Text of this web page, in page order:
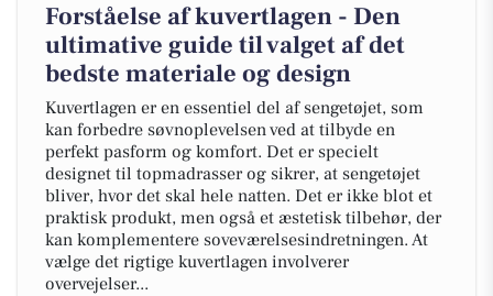
Forståelse af kuvertlagen - Den
ultimative guide til valget af det
bedste materiale og design
Kuvertlagen er en essentiel del af sengetøjet, som
kan forbedre søvnoplevelsen ved at tilbyde en
perfekt pasform og komfort. Det er specielt
designet til topmadrasser og sikrer, at sengetøjet
bliver, hvor det skal hele natten. Det er ikke blot et
praktisk produkt, men også et æstetisk tilbehør, der
kan komplementere soveværelsesindretningen. At
vælge det rigtige kuvertlagen involverer
overvejelser...